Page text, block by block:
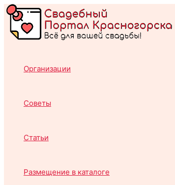
Перейти
содержимому
Организации
Советы
Статьи
Размещение в каталоге